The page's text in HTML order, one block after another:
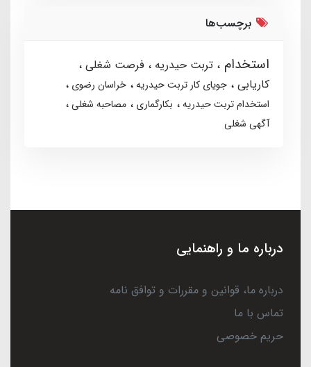
برچسب‌ها
استخدام تربت حیدریه
فرصت شغلی
کاریابی
جویای کار تربت حیدریه
خراسان رضوی
استخدام تربت حیدریه
بکارگماری
مصاحبه شغلی
آگهی شغلی
درباره ما و راهنمایی
درباره ما، قوانین و مقررات و توافق نامه
تماس با ما
حریم خصوصی